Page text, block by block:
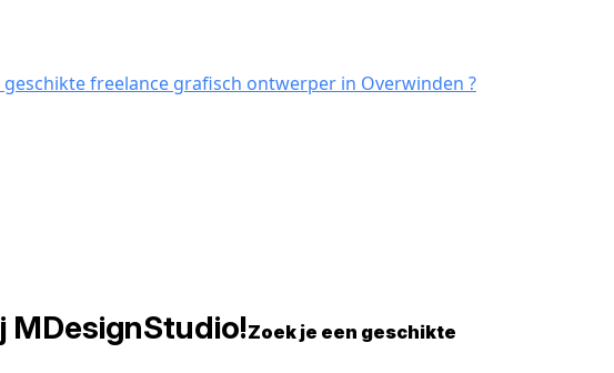
freelance grafisch ontwerper in Overwinden ?
MDesignStudio!Zoek je een geschikte